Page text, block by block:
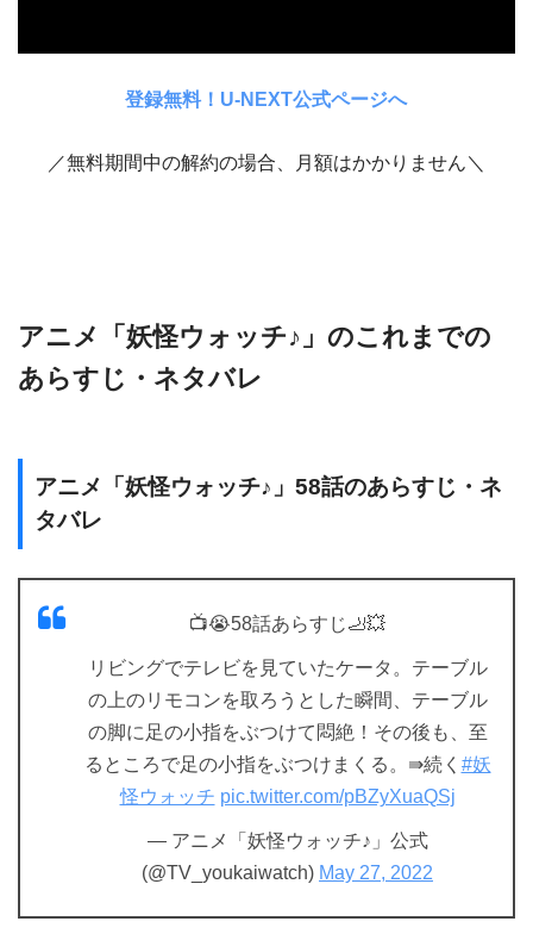
登録無料！U-NEXT公式ページへ
／無料期間中の解約の場合、月額はかかりません＼
アニメ「妖怪ウォッチ♪」のこれまでの
あらすじ・ネタバレ
アニメ「妖怪ウォッチ♪」58話のあらすじ・ネ
タバレ
📺😭58話あらすじ🦶💥
リビングでテレビを見ていたケータ。テーブル
の上のリモコンを取ろうとした瞬間、テーブル
の脚に足の小指をぶつけて悶絶！その後も、至
るところで足の小指をぶつけまくる。⇛続く #妖
怪ウォッチ pic.twitter.com/pBZyXuaQSj
— アニメ「妖怪ウォッチ♪」公式
(@TV_youkaiwatch) May 27, 2022